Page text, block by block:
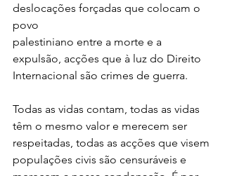
deslocações forçadas que colocam o
povo
palestiniano entre a morte e a
expulsão, acções que à luz do Direito
Internacional são crimes de guerra.
Todas as vidas contam, todas as vidas
têm o mesmo valor e merecem ser
respeitadas, todas as acções que visem
populações civis são censuráveis e